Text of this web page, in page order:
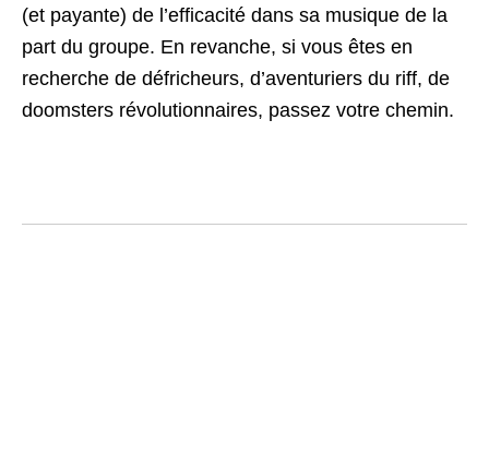
(et payante) de l’efficacité dans sa musique de la
part du groupe. En revanche, si vous êtes en
recherche de défricheurs, d’aventuriers du riff, de
doomsters révolutionnaires, passez votre chemin.